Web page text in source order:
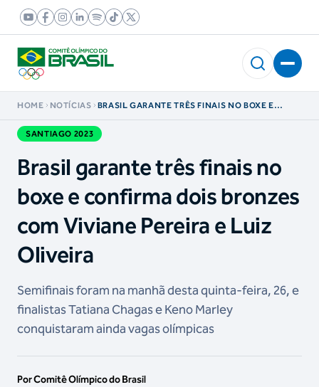
HOME NOTÍCIAS
BRASIL GARANTE TRÊS FINAIS NO BOXE E
PEREIRA E LUIZ OLIVEIRA
SANTIAGO 2023
Brasil garante três finais no
boxe e confirma dois bronzes
com Viviane Pereira e Luiz
Oliveira
Semifinais foram na manhã desta quinta-feira, 26, e
finalistas Tatiana Chagas e Keno Marley
conquistaram ainda vagas olímpicas
Por Comitê Olímpico do Brasil